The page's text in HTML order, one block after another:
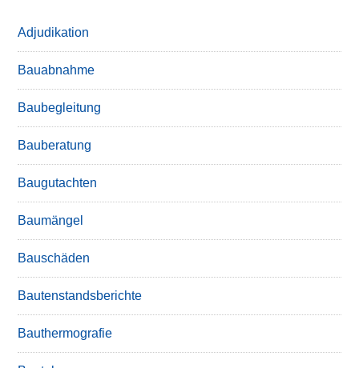
Adjudikation
Bauabnahme
Baubegleitung
Bauberatung
Baugutachten
Baumängel
Bauschäden
Bautenstandsberichte
Bauthermografie